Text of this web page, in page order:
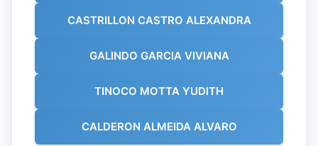
CASTRILLON CASTRO ALEXANDRA
GALINDO GARCIA VIVIANA
TINOCO MOTTA YUDITH
CALDERON ALMEIDA ALVARO